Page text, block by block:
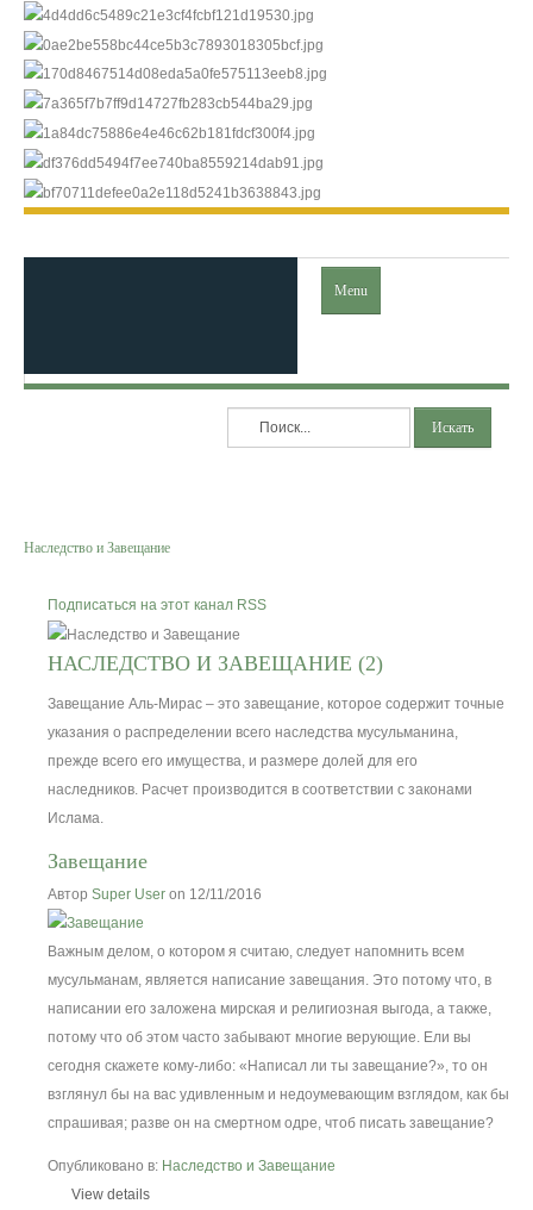
Menu
Хадисы
Форум
Контакты
Искать
Наследство и Завещание
Подписаться на этот канал RSS
НАСЛЕДСТВО И ЗАВЕЩАНИЕ (2)
Завещание Аль-Мирас – это завещание, которое содержит точные
указания о распределении всего наследства мусульманина,
прежде всего его имущества, и размере долей для его
наследников. Расчет производится в соответствии с законами
Ислама.
Завещание
Автор Super User on 12/11/2016
Важным делом, о котором я считаю, следует напомнить всем
мусульманам, является написание завещания. Это потому что, в
написании его заложена мирская и религиозная выгода, а также,
потому что об этом часто забывают многие верующие. Ели вы
сегодня скажете кому-либо: «Написал ли ты завещание?», то он
взглянул бы на вас удивленным и недоумевающим взглядом, как бы
спрашивая; разве он на смертном одре, чтоб писать завещание?
Опубликовано в: Наследство и Завещание
View details